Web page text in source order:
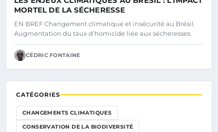
MORTEL DE LA SÉCHERESSE
EN BREF Changement climatique et insécurité au Brésil.
Augmentation du taux d’homicide liée aux sécheresses.
CÉDRIC FONTAINE
CATÉGORIES
CHANGEMENTS CLIMATIQUES
CONSERVATION DE LA BIODIVERSITÉ